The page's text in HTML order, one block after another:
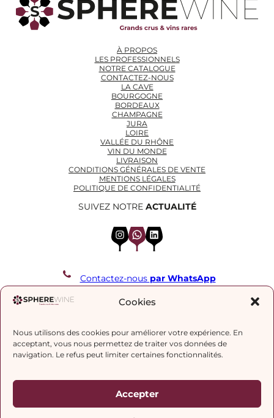
Cookies
Nous utilisons des cookies pour améliorer votre expérience. En
acceptant, vous nous permettez de traiter vos données de
navigation. Le refus peut limiter certaines fonctionnalités.
Accepter
À PROPOS
LES PROFESSIONNELS
NOTRE CATALOGUE
CONTACTEZ-NOUS
LA CAVE
BOURGOGNE
BORDEAUX
CHAMPAGNE
JURA
LOIRE
VALLÉE DU RHÔNE
VIN DU MONDE
LIVRAISON
CONDITIONS GÉNÉRALES DE VENTE
MENTIONS LÉGALES
POLITIQUE DE CONFIDENTIALITÉ
SUIVEZ NOTRE ACTUALITÉ
InstagramWhatsApp LinkedIn
Contactez-nous par WhatsApp
REJOIGNEZ NOTRE LISTE DE DIFFUSION
J’accepte la politique de confidentialité.